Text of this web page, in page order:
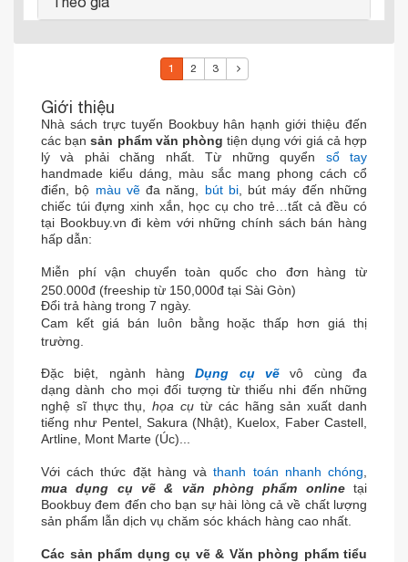
1 2 3
Giới thiệu
Nhà sách trực tuyến Bookbuy hân hạnh giới thiệu đến
các bạnsản phẩm văn phòng tiện dụng với giá cả hợp
lý và phải chăng nhất. Từ những quyển sổ tay
handmade kiểu dáng, màu sắc mang phong cách cổ
điển, bộ màu vẽđa năng, bút bi, bút máy đến những
chiếc túi đựng xinh xắn, học cụ cho trẻ…tất cả đều có
tại Bookbuy.vn đi kèm với những chính sách bán hàng
hấp dẫn:
Miễn phí vận chuyển toàn quốc cho đơn hàng từ
250.000đ (freeship từ 150,000đ tại Sài Gòn)
Đổi trả hàng trong 7 ngày.
Cam kết giá bán luôn bằng hoặc thấp hơn giá thị
trường.
Đặc biệt, ngành hàngDụng cụ vẽ vô cùng đa
dạng dành cho mọi đối tượng từ thiếu nhi đến những
nghệ sĩ thực thụ,họa cụ từ các hãng sản xuất danh
tiếng như Pentel, Sakura (Nhật), Kuelox, Faber Castell,
Artline, Mont Marte (Úc)...
Với cách thức đặt hàng vàthanh toán nhanh chóng
mua dụng cụ vẽ & văn phòng phẩm
onlinetại
Bookbuy đem đến cho bạn sự hài lòng cả về chất lượng
sản phẩm lẫn dịch vụ chăm sóc khách hàng cao nhất.
Các sản phẩm dụng cụ vẽ & Văn phòng phẩm tiểu